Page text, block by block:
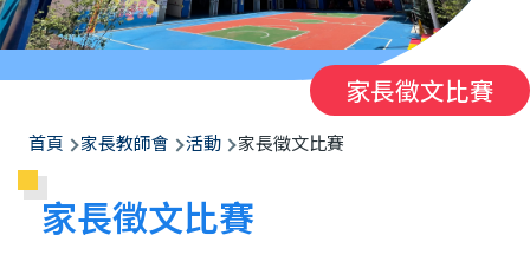
家長徵文比賽
導
航
連
首頁 家長教師會 活動 家長徵文比賽
家長徵文比賽